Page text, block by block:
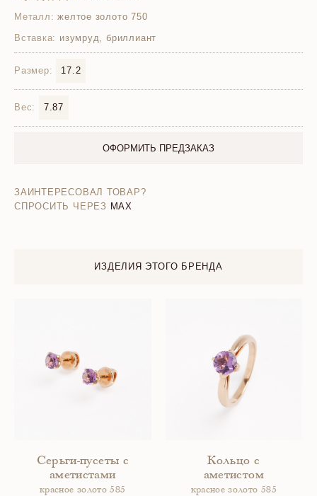
Металл: желтое золото 750
Вставка: изумруд, бриллиант
Размер: 17.2
Вес: 7.87
ОФОРМИТЬ ПРЕДЗАКАЗ
ЗАИНТЕРЕСОВАЛ ТОВАР?
СПРОСИТЬ ЧЕРЕЗ MAX
ИЗДЕЛИЯ ЭТОГО БРЕНДА
Серьги-пусеты с
аметистами
красное золото 585
Кольцо с
аметистом
красное золото 585